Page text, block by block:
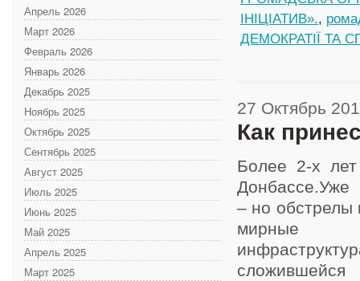
Апрель 2026
Март 2026
Февраль 2026
Январь 2026
Декабрь 2025
Ноябрь 2025
Октябрь 2025
Сентябрь 2025
Август 2025
Июль 2025
Июнь 2025
Май 2025
Апрель 2025
Март 2025
ІНІЦІАТИВ».,
ДЕМОКРАТІЇ ТА
27 Октябрь
Как
Более 2-х
Донбассе.Уже
– но обстрелы
мирные
сложившейся